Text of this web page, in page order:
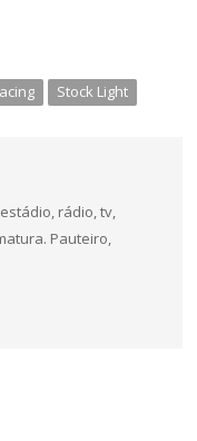
Stock Light
rádio, tv,
Pauteiro,